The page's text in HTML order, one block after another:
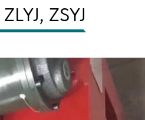
ZSYJ